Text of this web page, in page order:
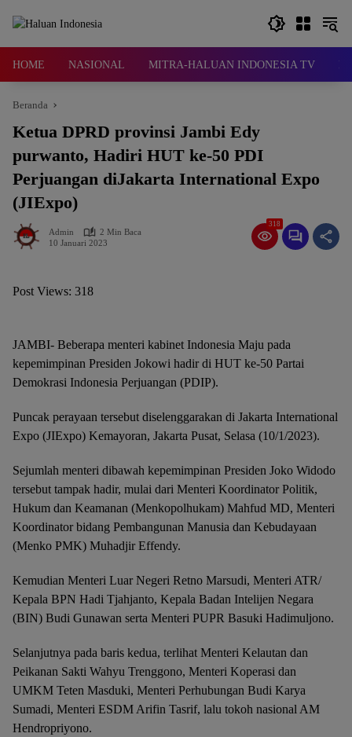
HOME NASIONAL MITRA-HALUAN INDONESIA TV
Beranda
Ketua DPRD provinsi Jambi Edy
purwanto, Hadiri HUT ke-50 PDI
Perjuangan diJakarta International Expo
(JIExpo)
Admin
2 Min Baca
10 Januari 2023
318
Post Views: 318
JAMBI- Beberapa menteri kabinet Indonesia Maju pada
kepemimpinan Presiden Jokowi hadir di HUT ke-50 Partai
Demokrasi Indonesia Perjuangan (PDIP).
Puncak perayaan tersebut diselenggarakan di Jakarta International
Expo (JIExpo) Kemayoran, Jakarta Pusat, Selasa (10/1/2023).
Sejumlah menteri dibawah kepemimpinan Presiden Joko Widodo
tersebut tampak hadir, mulai dari Menteri Koordinator Politik,
Hukum dan Keamanan (Menkopolhukam) Mahfud MD, Menteri
Koordinator bidang Pembangunan Manusia dan Kebudayaan
(Menko PMK) Muhadjir Effendy.
Kemudian Menteri Luar Negeri Retno Marsudi, Menteri ATR/
Kepala BPN Hadi Tjahjanto, Kepala Badan Intelijen Negara
(BIN) Budi Gunawan serta Menteri PUPR Basuki Hadimuljono.
Selanjutnya pada baris kedua, terlihat Menteri Kelautan dan
Peikanan Sakti Wahyu Trenggono, Menteri Koperasi dan
UMKM Teten Masduki, Menteri Perhubungan Budi Karya
Sumadi, Menteri ESDM Arifin Tasrif, lalu tokoh nasional AM
Hendropriyono.